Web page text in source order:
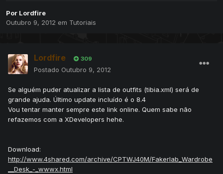
Por Lordfire
Outubro 9, 2012 em Tutoriais
Lordfire 309
Postado Outubro 9, 2012
Se alguém puder atualizar a lista de outfits (tibia.xml) será de
grande ajuda. Último update incluído é o 8.4
Vou tentar manter sempre este link online. Quem sabe não
refazemos com a XDevelopers hehe.
Download:
http://www.4shared.com/archive/CPTWJ40M/Fakerlab_Wardrobe
__Desk_-_wwwx.html